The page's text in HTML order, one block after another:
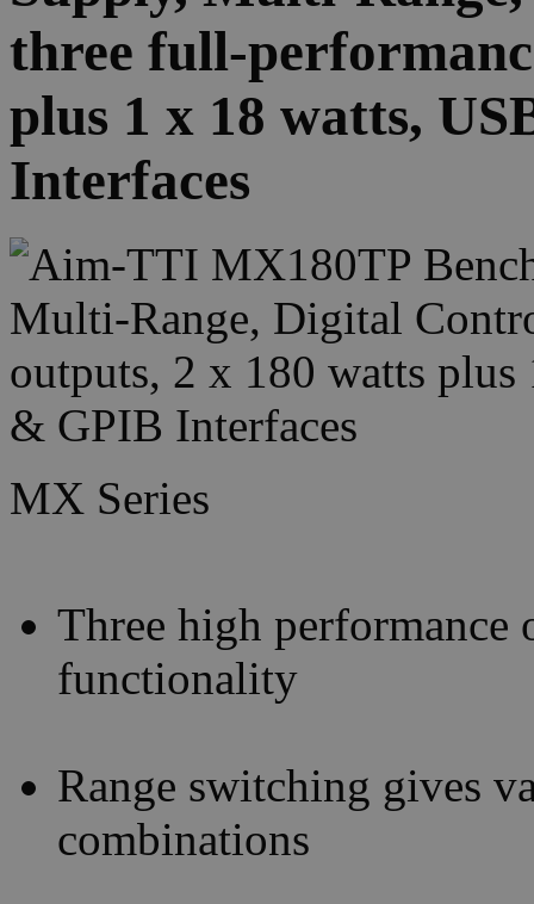
three full-
plus 1 x 18 watts,
Interfaces
MX Series
Three high
functionality
Range switching gives
combinations